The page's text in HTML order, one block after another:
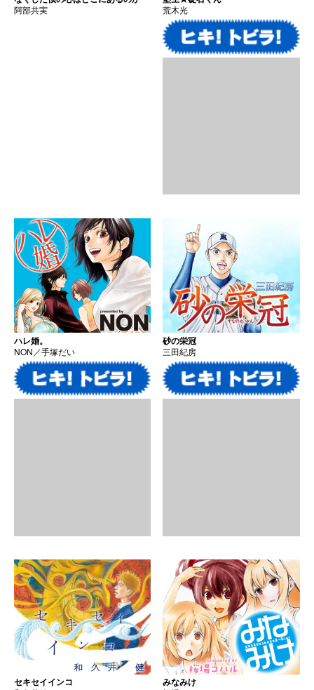
阿部共実 荒木光
ハレ婚。
NON／手塚だい
砂の栄冠
三田紀房
セキセイインコ みなみけ